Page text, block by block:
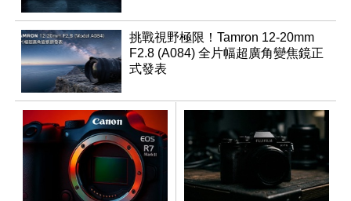
挑戰視野極限！Tamron 12-20mm
F2.8 (A084) 全片幅超廣角變焦鏡正
式發表